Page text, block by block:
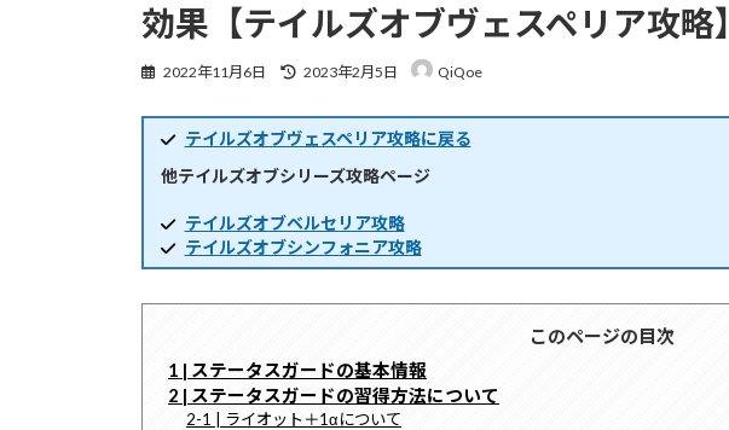
効果【テイルズオブヴェスペリア攻略】
2022年11月6日
最
新
日
時
2023年2月5日 QiQoe
テイルズオブヴェスペリア攻略に戻る
他テイルズオブシリーズ攻略ページ
テイルズオブベルセリア攻略
テイルズオブシンフォニア攻略
このページの目次
1 | ステータスガードの基本情報
2 | ステータスガードの習得方法について
2-1 | ライオット＋1αについて